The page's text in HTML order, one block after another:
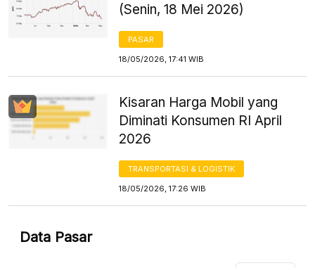
(Senin, 18 Mei 2026)
PASAR
18/05/2026, 17:41 WIB
Kisaran Harga Mobil yang
Diminati Konsumen RI April
2026
TRANSPORTASI & LOGISTIK
18/05/2026, 17:26 WIB
Data Pasar